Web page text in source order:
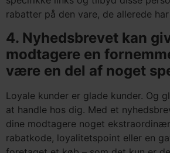
rabatter på den vare, de allerede
4. Nyhedsbrevet kan
modtagere en
være en del af noget
Loyale kunder er glade kunder. Og
at handle hos dig. Med et
dine modtagere noget
rabatkode, loyalitetspoint eller en